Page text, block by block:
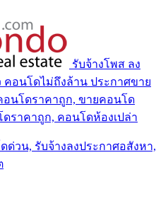
รับจ้างโพส ลง
คอนโดไม่ถึงล้าน ประกาศขาย
นโดราคาถูก, ขายคอนโด
ดราคาถูก, คอนโดห้องเปล่า
วน, รับจ้างลงประกาศอสังหา,